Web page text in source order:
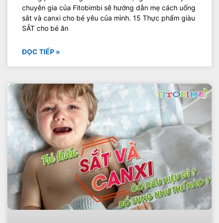
chuyên gia của Fitobimbi sẽ hướng dẫn mẹ cách uống
sắt và canxi cho bé yêu của mình. 15 Thực phẩm giàu
SẮT cho bé ăn
ĐỌC TIẾP »